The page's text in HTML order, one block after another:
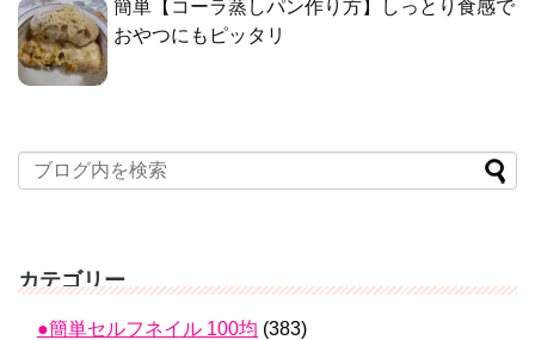
簡単【コーラ蒸しパン作り方】しっとり食感で
おやつにもピッタリ
カテゴリー
●簡単セルフネイル 100均 (383)